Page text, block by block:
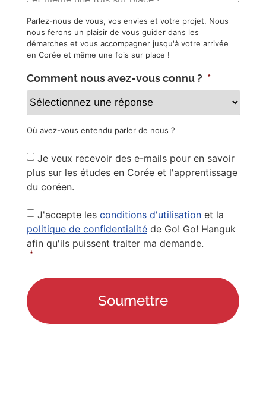
Parlez-nous de vous, vos envies et votre projet. Nous
nous ferons un plaisir de vous guider dans les
démarches et vous accompagner jusqu'à votre arrivée
en Corée et même une fois sur place !
Comment nous avez-vous connu ? *
Où avez-vous entendu parler de nous ?
Newsletter
Je veux recevoir des e-mails pour en savoir
plus sur les études en Corée et l'apprentissage
du coréen.
Privacy
Policy
*
J'accepte les conditions d'utilisationet la
politique de confidentialitéde Go! Go! Hanguk
afin qu'ils puissent traiter ma demande.
*